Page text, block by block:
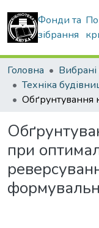
Фонди та
зібрання
Головна
Техніка
при